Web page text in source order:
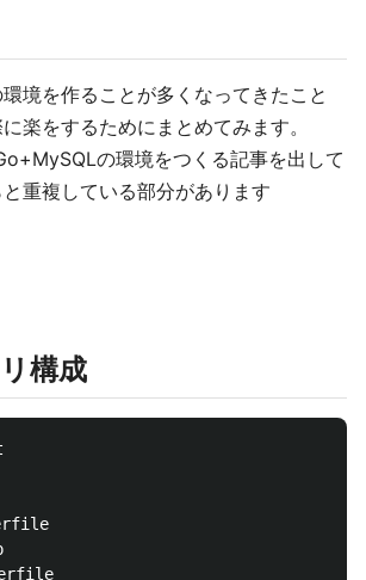
境を作ることが多くなってきたこと
楽をするためにまとめてみます。
の環境をつくる記事を出して
重複している部分があります
構成